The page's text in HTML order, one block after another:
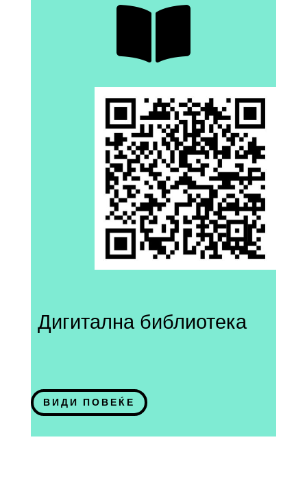

Дигитална библиотека
ВИДИ ПОВЕЌЕ